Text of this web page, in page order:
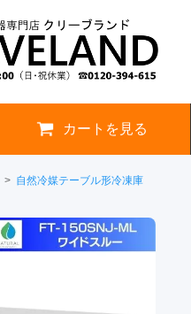
カートを見る
> 自然冷媒テーブル形冷凍庫